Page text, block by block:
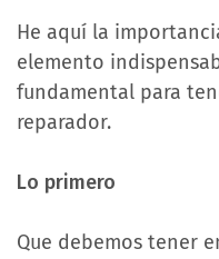
He aquí la
elemento
fundamental para
reparador.
Lo primero
Que debemos tener